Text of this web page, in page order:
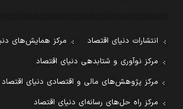
انتشارات دنیای اقتصاد
مرکز همایش‌های
مرکز نوآوری و شتابدهی دنیای اقتصاد
مرکز پژوهش‌های مالی و اقتصادی دنیای اقتصاد
مرکز راه حل‌های رسانه‌ای دنیای اقتصاد